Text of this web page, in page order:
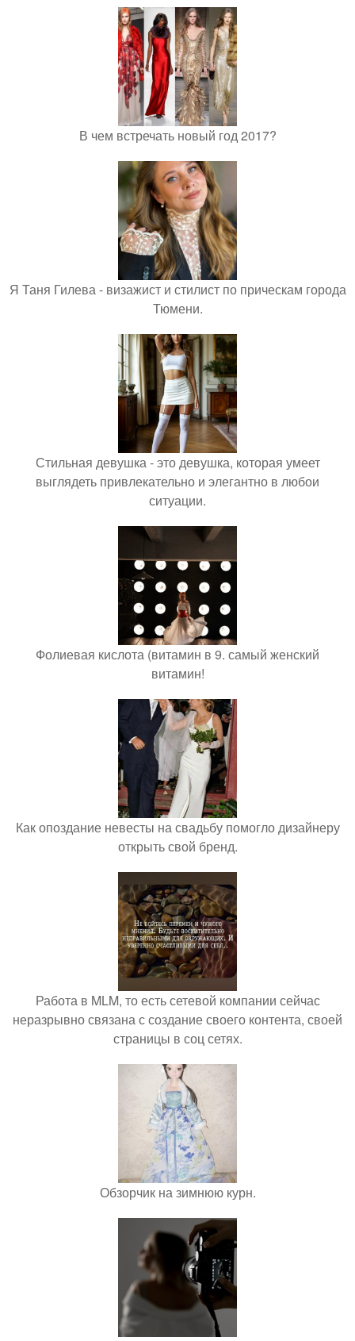
В чем встречать новый год 2017?
Я Таня Гилева - визажист и стилист по прическам города
Тюмени.
Стильная девушка - это девушка, которая умеет
выглядеть привлекательно и элегантно в любои
ситуации.
Фолиевая кислота (витамин в 9. самый женский
витамин!
Как опоздание невесты на свадьбу помогло дизайнеру
открыть свой бренд.
Работа в MLM, то есть сетевой компании сейчас
неразрывно связана с создание своего контента, своей
страницы в соц сетях.
Обзорчик на зимнюю курн.